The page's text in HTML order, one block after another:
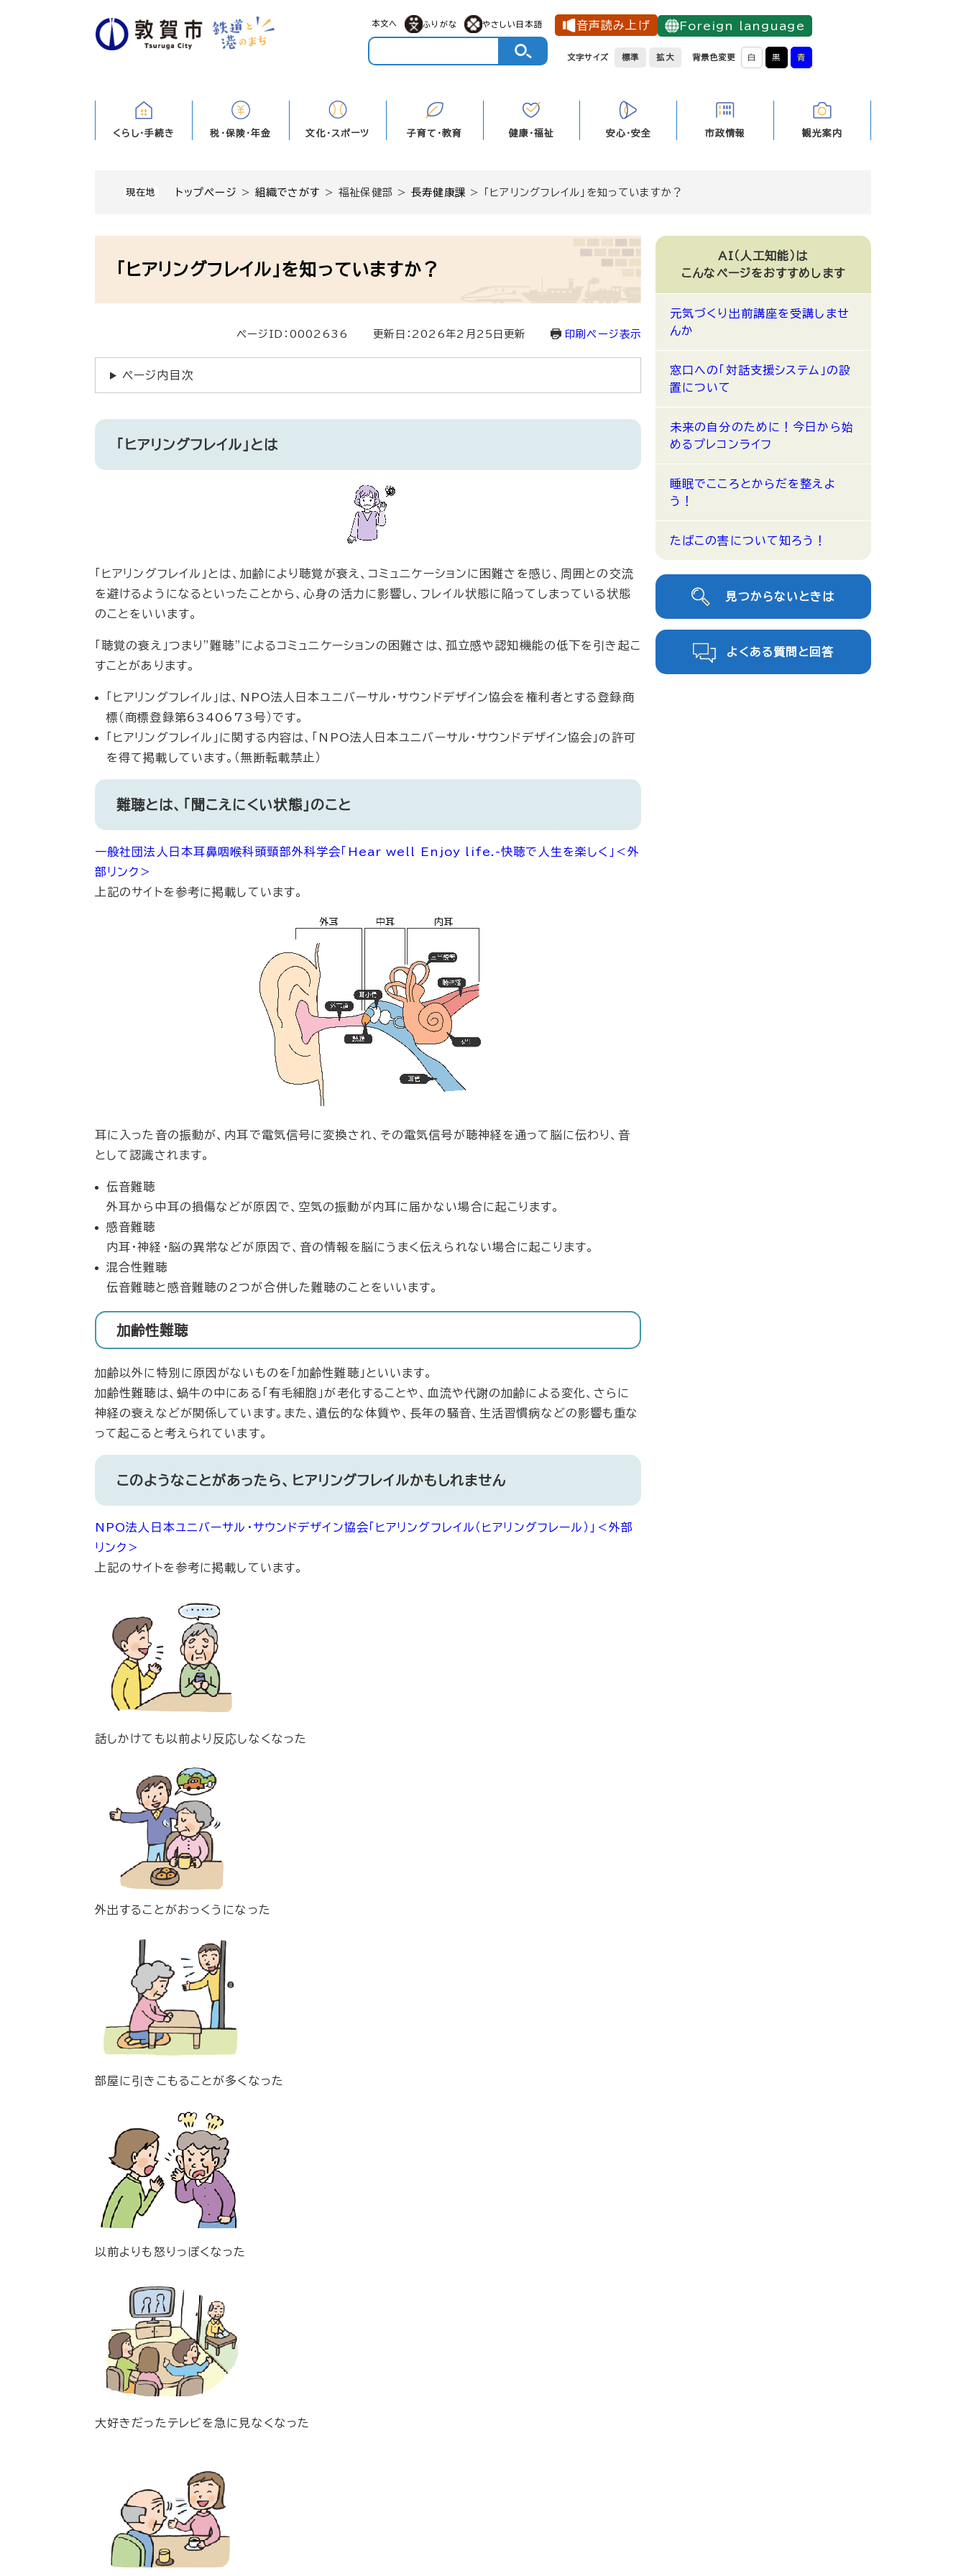
本文へ ふりがな やさしい日本語 音声読み上げ Foreign language
文字サイズ 標準 拡大 背景色変更 白 黒 青
くらし・手続き 税・保険・年金 文化・スポーツ 子育て・教育 健康・福祉 安心・安全 市政情報 観光案内
現在地 トップページ >組織でさがす >福祉保健部 >長寿健康課 > 「ヒアリングフレイル」を知っていますか？
「ヒアリングフレイル」を知っていますか？
ページID：0002636 更新日：2026年2月25日更新 印刷ページ表示
ページ内目次
「ヒアリングフレイル」とは
「ヒアリングフレイル」とは、加齢により聴覚が衰え、コミュニケーションに困難さを感じ、周囲との交流
を避けるようになるといったことから、心身の活力に影響し、フレイル状態に陥ってしまっている状態
のことをいいます。
「聴覚の衰え」つまり”難聴”によるコミュニケーションの困難さは、孤立感や認知機能の低下を引き起こ
すことがあります。
「ヒアリングフレイル」は、NPO法人日本ユニバーサル・サウンドデザイン協会を権利者とする登録商
標（商標登録第6340673号）です。
「ヒアリングフレイル」に関する内容は、「NPO法人日本ユニバーサル・サウンドデザイン協会」の許可
を得て掲載しています。（無断転載禁止）
難聴とは、「聞こえにくい状態」のこと
一般社団法人日本耳鼻咽喉科頭頸部外科学会「Hear well Enjoy life.-快聴で人生を楽しく」 ＜外
部リンク＞
上記のサイトを参考に掲載しています。
耳に入った音の振動が、内耳で電気信号に変換され、その電気信号が聴神経を通って脳に伝わり、音
として認識されます。
伝音難聴
外耳から中耳の損傷などが原因で、空気の振動が内耳に届かない場合に起こります。
感音難聴
内耳・神経・脳の異常などが原因で、音の情報を脳にうまく伝えられない場合に起こります。
混合性難聴
伝音難聴と感音難聴の2つが合併した難聴のことをいいます。
加齢性難聴
加齢以外に特別に原因がないものを「加齢性難聴」といいます。
加齢性難聴は、蝸牛の中にある「有毛細胞」が老化することや、血流や代謝の加齢による変化、さらに
神経の衰えなどが関係しています。また、遺伝的な体質や、長年の騒音、生活習慣病などの影響も重な
って起こると考えられています。
このようなことがあったら、ヒアリングフレイルかもしれません
NPO法人日本ユニバーサル・サウンドデザイン協会「ヒアリングフレイル（ヒアリングフレール）」 ＜外部
リンク＞
上記のサイトを参考に掲載しています。
話しかけても以前より反応しなくなった
外出することがおっくうになった
部屋に引きこもることが多くなった
以前よりも怒りっぽくなった
大好きだったテレビを急に見なくなった
AI（人工知能）は
こんなページをおすすめします
元気づくり出前講座を受講しませ
んか
窓口への「対話支援システム」の設
置について
未来の自分のために！今日から始
めるプレコンライフ
睡眠でこころとからだを整えよ
う！
たばこの害について知ろう！
見つからないときは
よくある質問と回答